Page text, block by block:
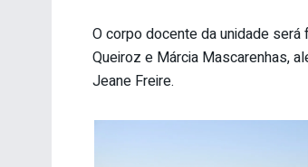
O corpo docente da unidade
Queiroz e Márcia Mascarenhas,
Jeane Freire.